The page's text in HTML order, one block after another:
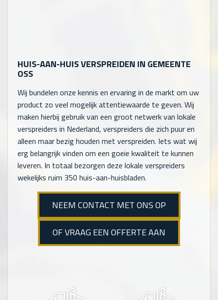
HUIS-AAN-HUIS VERSPREIDEN IN GEMEENTE
OSS
Wij bundelen onze kennis en ervaring in de markt om uw
product zo veel mogelijk attentiewaarde te geven. Wij
maken hierbij gebruik van een groot netwerk van lokale
verspreiders in Nederland, verspreiders die zich puur en
alleen maar bezig houden met verspreiden. Iets wat wij
erg belangrijk vinden om een goeie kwaliteit te kunnen
leveren. In totaal bezorgen deze lokale verspreiders
wekelijks ruim 350 huis-aan-huisbladen.
NEEM CONTACT MET ONS OP
OF VRAAG EEN OFFERTE AAN